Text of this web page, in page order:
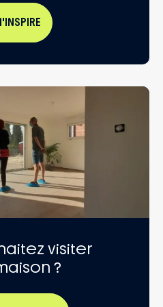
visiter
?